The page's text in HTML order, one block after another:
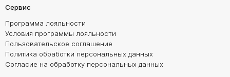
Сервис
Программа лояльности
Условия программы лояльности
Пользовательское соглашение
Политика обработки персональных данных
Согласие на обработку персональных данных